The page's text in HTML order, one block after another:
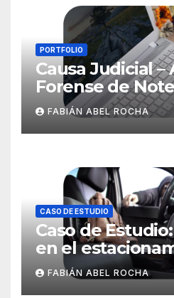
PORTFOLIO
Causa Judicial –
Forense de
WhatsApp en
Móvil
FABIÁN ABEL ROCHA
CASO DE ESTUDIO
Caso de
en el
FABIÁN ABEL ROCHA